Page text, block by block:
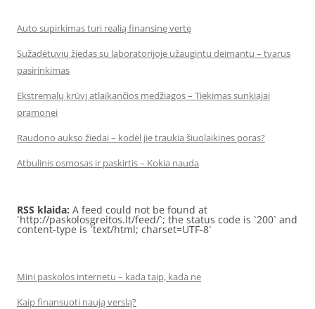
Auto supirkimas turi realią finansinę vertę
Sužadėtuvių žiedas su laboratorijoje užaugintu deimantu – tvarus
pasirinkimas
Ekstremalų krūvį atlaikančios medžiagos – Tiekimas sunkiajai
pramonei
Raudono aukso žiedai – kodėl jie traukia šiuolaikines poras?
Atbulinis osmosas ir paskirtis – Kokia nauda
RSS klaida: A feed could not be found at
`http://paskolosgreitos.lt/feed/`; the status code is `200` and
content-type is `text/html; charset=UTF-8`
Mini paskolos internetu – kada taip, kada ne
Kaip finansuoti naują verslą?